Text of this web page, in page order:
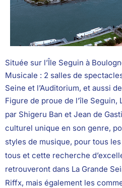
Située sur l’Île Seguin à
Musicale : 2 salles de
Seine et l’Auditorium, et aussi
Figure de proue de l’île
par Shigeru Ban et Jean de
culturel unique en son genre,
styles de musique, pour tous
tous et cette recherche
retrouveront dans La Grande
Riffx, mais également les